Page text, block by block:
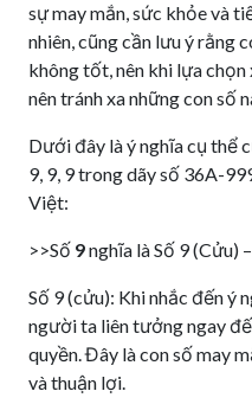
sự may mắn, sức khỏe và
nhiên, cũng cần lưu ý rằng
không tốt, nên khi lựa
nên tránh xa những con số
Dưới đây là ý nghĩa cụ thể
9, 9, 9 trong dãy số 36A-
Việt:
>>Số 9nghĩa là Số 9 (Cửu)
Số 9 (cửu): Khi nhắc đến ý
người ta liên tưởng ngay
quyền. Đây là con số may
và thuận lợi.